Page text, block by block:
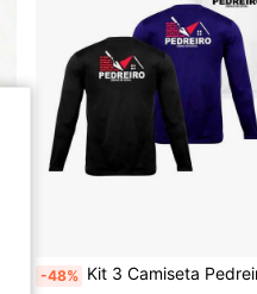
-48% Kit 3 Camiseta Pedreiro Uniforme Térmica Trabalho Profissional